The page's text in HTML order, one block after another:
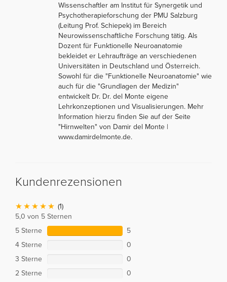
Wissenschaftler am Institut für Synergetik und
Psychotherapieforschung der PMU Salzburg
(Leitung Prof. Schiepek) im Bereich
Neurowissenschaftliche Forschung tätig. Als
Dozent für Funktionelle Neuroanatomie
bekleidet er Lehraufträge an verschiedenen
Universitäten in Deutschland und Österreich.
Sowohl für die "Funktionelle Neuroanatomie" wie
auch für die "Grundlagen der Medizin"
entwickelt Dr. Dr. del Monte eigene
Lehrkonzeptionen und Visualisierungen. Mehr
Information hierzu finden Sie auf der Seite
"Hirnwelten" von Damir del Monte |
www.damirdelmonte.de.
Kundenrezensionen
(1)
5,0 von 5 Sternen
5 Sterne
5
4 Sterne
0
3 Sterne
0
2 Sterne
0